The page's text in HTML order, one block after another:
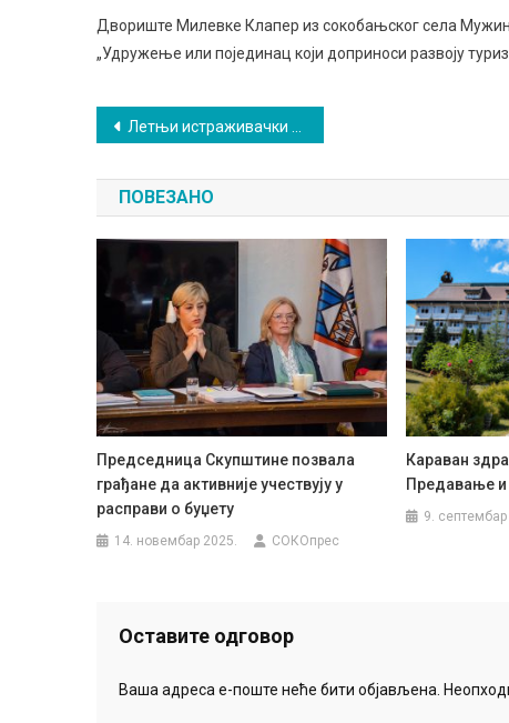
Двориште Милевке Клапер из сокобањског села
„Удружење или појединац који доприноси развоју
Кретање
чланка
Летњи истраживачки камп за таленте у Сокобањи
ПОВЕЗАНО
Председница Скупштине позвала
грађане да активније учествују у
расправи о буџету
14. новембар 2025. СОКОпрес
Караван
Предавање и
9. септембар
Оставите одговор
Ваша адреса е-поште неће бити објављена.